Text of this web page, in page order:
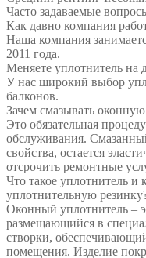
Часто задаваемые
Как давно компания
Наша компания
2011 года.
Меняете уплотнитель
У нас широкий выбор
балконов.
Зачем смазывать
Это обязательная
обслуживания.
свойства, остается
отсрочить ремонтные
Что такое уплотнитель и
уплотнительную
Оконный уплотнитель –
размещающийся в
створки,
помещения. Изделие